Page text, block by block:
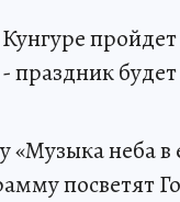
праздник
«Музыка неба в
посветят